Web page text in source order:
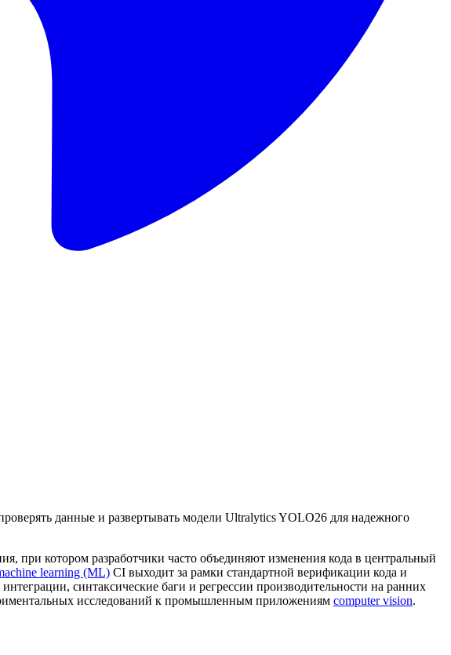
данные и развертывать модели Ultralytics YOLO26 для надежного
при котором разработчики часто объединяют изменения кода в центральный
learning (ML) CI выходит за рамки стандартной верификации кода и
синтаксические баги и регрессии производительности на ранних
исследований к промышленным приложениям computer vision.